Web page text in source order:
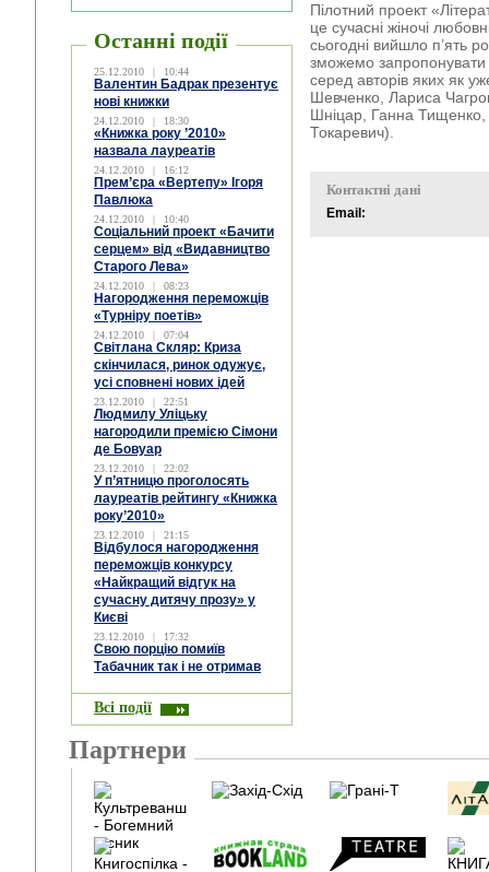
Останні події
25.12.2010 | 10:44
Валентин Бадрак презентує
нові книжки
24.12.2010 | 18:30
«Книжка року ’2010»
назвала лауреатів
24.12.2010 | 16:12
Прем’єра «Вертепу» Ігоря
Павлюка
24.12.2010 | 10:40
Соціальний проект «Бачити
серцем» від «Видавництво
Старого Лева»
24.12.2010 | 08:23
Нагородження переможців
«Турніру поетів»
24.12.2010 | 07:04
Світлана Скляр: Криза
скінчилася, ринок одужує,
усі сповнені нових ідей
23.12.2010 | 22:51
Людмилу Уліцьку
нагородили премією Сімони
де Бовуар
23.12.2010 | 22:02
У п’ятницю проголосять
лауреатів рейтингу «Книжка
року’2010»
23.12.2010 | 21:15
Відбулося нагородження
переможців конкурсу
«Найкращий відгук на
сучасну дитячу прозу» у
Києві
23.12.2010 | 17:32
Свою порцію помиїв
Табачник так і не отримав
Всі події
Пілотний проект
це сучасні жіночі
сьогодні вийшло п’ять
зможемо
серед авторів яких як
Шевченко, Лариса
Шніцар, Ганна
Токаревич).
Контактні дані
Email:
Партнери